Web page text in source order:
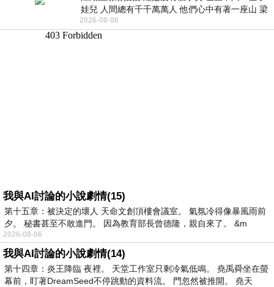
娃兒 人間總有千千萬萬人 他們心中有著一座山 梁
山佛山泰華衡恆嵩 一山之高
2026-08-06
我與AI討論的小說劇情(15)
第十五章：被決定的壞人 天命文創頂樓會議室。 氣氛冷得像暴風雨前
夕。 秘書甚至不敢進門。 因為教育部長曾德隆，親自來了。 &m
2026-08-06
我與AI討論的小說劇情(14)
第十四章：炎王降臨 夜裡。 天堂工作室只剩冷氣低鳴。 堯禹舜坐在螢
幕前，盯著DreamSeed不停跳動的資料流。 門忽然被推開。 堯天